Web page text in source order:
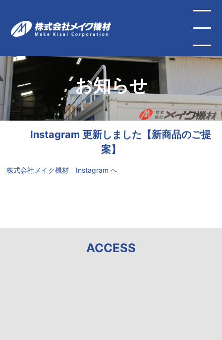
お知らせ
Instagram 更新しました【新商品のご提
案】
株式会社メイク機材 Instagram へ
ACCESS